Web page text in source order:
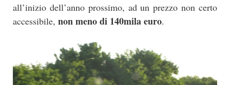
all’inizio dell’anno prossimo, ad un prezzo non certo
accessibile, non meno di 140mila euro.